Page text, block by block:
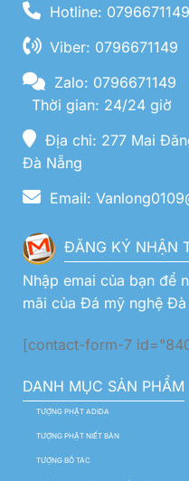
Hotline: 0796671149
Viber: 0796671149
Zalo: 0796671149
Thời gian: 24/24 giờ
Địa chỉ: 277 Mai
Đà Nẵng
Email:
ĐĂNG KÝ NHẬN
Nhập emai của bạn để
mãi của Đá mỹ nghệ Đà
[contact-form-7
DANH MỤC SẢN PHẨM
TƯỢNG PHẬT ADIDA
TƯỢNG PHẬT NIẾT BÀN
TƯỢNG BỒ TÁC